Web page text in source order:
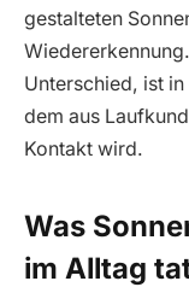
gestalteten
Unterschied, ist
dem aus
Kontakt wird.
Was
im Alltag